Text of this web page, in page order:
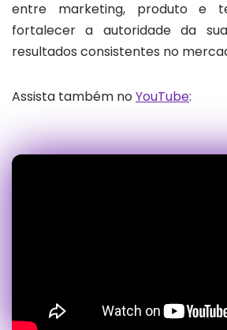
entre marketing, produto e
fortalecer a autoridade da
resultados consistentes no
Assista também noYouTube: